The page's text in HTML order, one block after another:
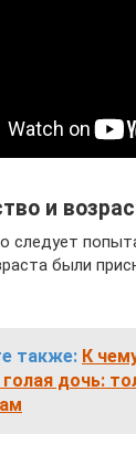
и
следует
были
также: К
дочь: